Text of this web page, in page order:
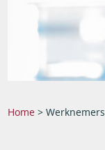
You are here
Home > Werknemers